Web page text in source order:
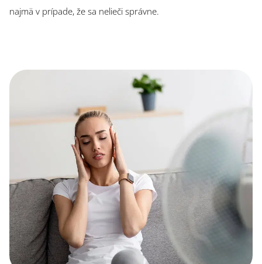
najmä v prípade, že sa nelieči správne.